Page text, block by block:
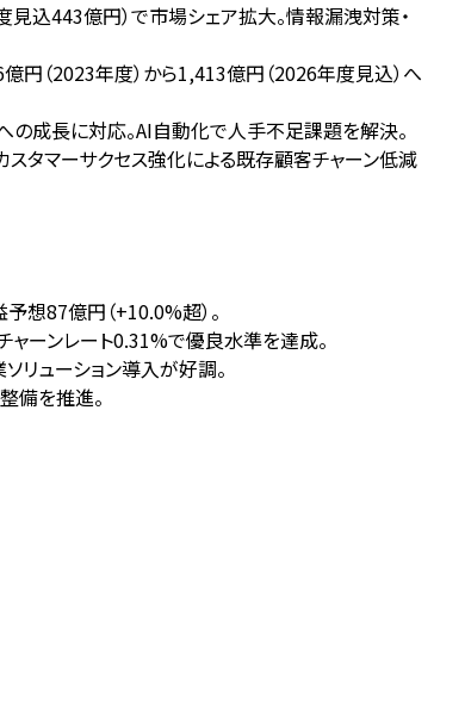
込443億円）で市場シェア拡大。情報漏洩対策・
円（2023年度）から1,413億円（2026年度見込）へ
成長に対応。AI自動化で人手不足課題を解決。
タマーサクセス強化による既存顧客チャーン低減
想87億円（+10.0%超）。
ャーンレート0.31%で優良水準を達成。
リューション導入が好調。
備を推進。